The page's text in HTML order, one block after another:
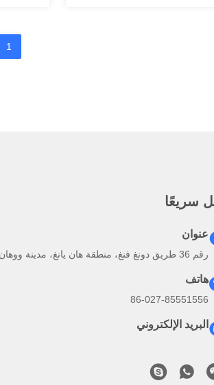
1
سريعًا
عنوان
رقم 36 طريق دونغ فنغ، منطقة هان يانغ، مدينة ووهان، مقاطعة هوبي
هاتف
86-027-85551556
البريد الإلكتروني